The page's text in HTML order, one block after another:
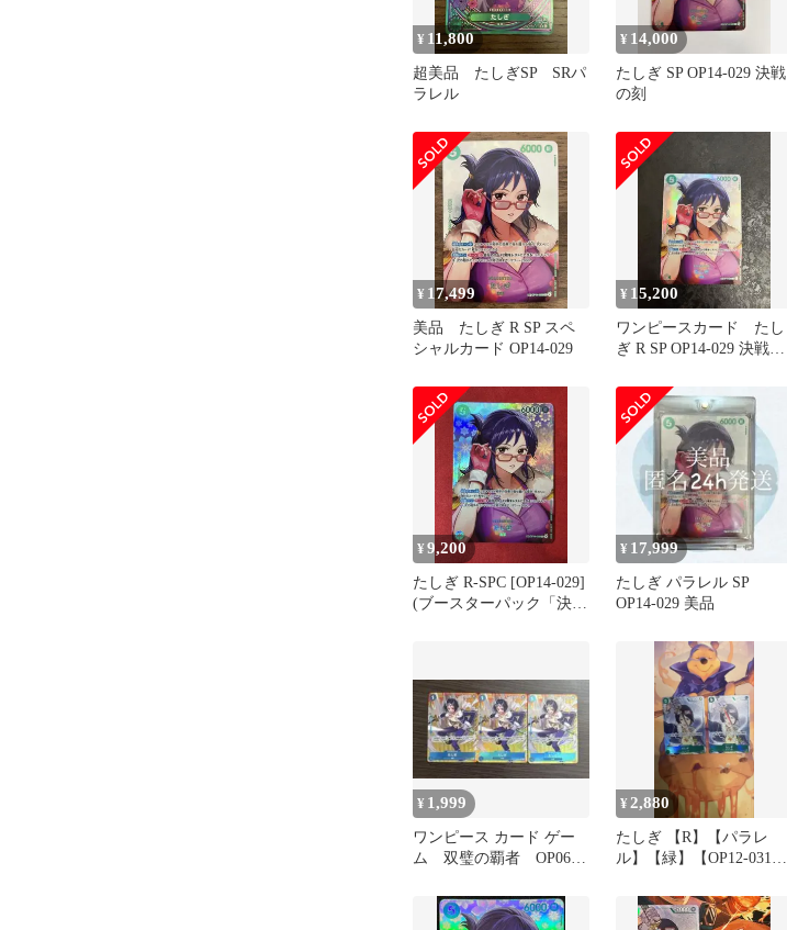
¥ 11,800
超美品 たしぎSP SRパ
ラレル
¥ 14,000
たしぎ SP OP14-029 決戦
の刻
¥ 17,499
美品 たしぎ R SP スペ
シャルカード OP14-029
¥ 15,200
ワンピースカード たし
ぎ R SP OP14-029 決戦の
¥9,200
たしぎ R-SPC [OP14-029]
(ブースターパック「決戦
¥ 17,999
たしぎ パラレル SP
OP14-029 美品
¥ 1,999
ワンピース カード ゲー
ム 双璧の覇者 OP06-
¥ 2,880
たしぎ 【R】【パラレ
ル】【緑】【OP12-031】